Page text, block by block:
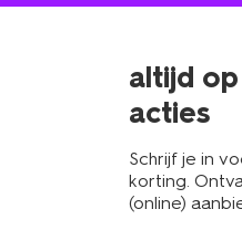
in
altijd
acties
Schrijf je in
korting.
(online)